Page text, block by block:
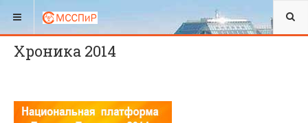
ВЫ ЗДЕСЬ: 2014
Хроника 2014